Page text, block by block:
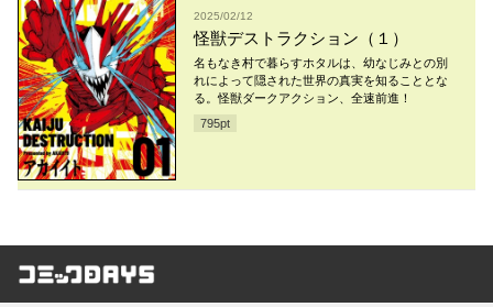
2025/02/12
怪獣デストラクション（１）
名もなき村で暮らすホタルは、幼なじみとの別
れによって隠された世界の真実を知ることとな
る。怪獣ダークアクション、全速前進！
795pt
コミックDAYS